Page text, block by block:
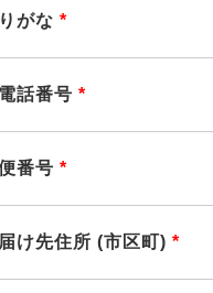
がな *
話番号 *
番号 *
け先住所 (市区町) *